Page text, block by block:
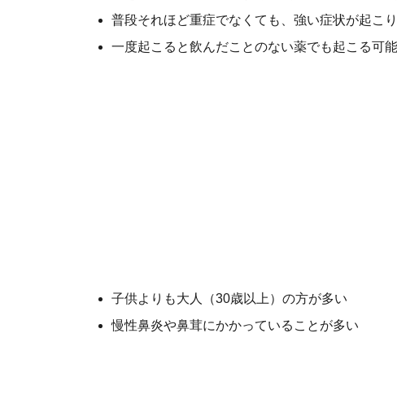
普段それほど重症でなくても、強い症状が起こ
一度起こると飲んだことのない薬でも起こる可
子供よりも大人（30歳以上）の方が多い
慢性鼻炎や鼻茸にかかっていることが多い